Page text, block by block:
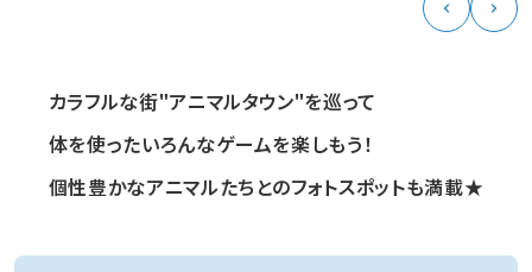
カラフルな街"アニマルタウン"を巡って
体を使ったいろんなゲームを楽しもう！
個性豊かなアニマルたちとのフォトスポットも満載★